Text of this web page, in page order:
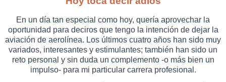
En un día tan especial como hoy, quería aprovechar la
oportunidad para deciros que tengo la intención de dejar la
aviación de aerolínea. Los últimos cuatro años han sido muy
variados, interesantes y estimulantes; también han sido un
reto personal y sin duda un complemento -o más bien un
impulso- para mi particular carrera profesional.